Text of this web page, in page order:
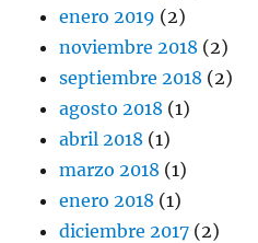
enero 2019 (2)
noviembre 2018 (2)
septiembre 2018 (2)
agosto 2018 (1)
abril 2018 (1)
marzo 2018 (1)
enero 2018 (1)
diciembre 2017 (2)